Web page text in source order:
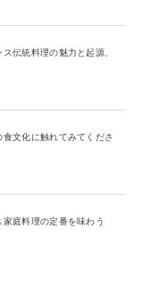
伝統料理の魅力と起源、
文化に触れてみてくださ
庭料理の定番を味わう